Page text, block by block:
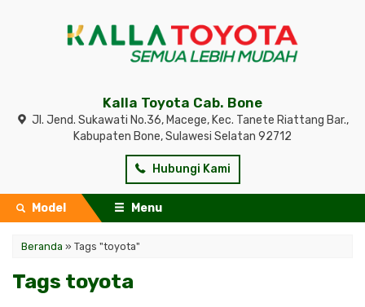
Kalla Toyota Cab. Bone
Jl. Jend. Sukawati No.36, Macege, Kec. Tanete Riattang Bar.,
Kabupaten Bone, Sulawesi Selatan 92712
Hubungi Kami
Model Menu
Beranda » Tags "toyota"
Tags toyota